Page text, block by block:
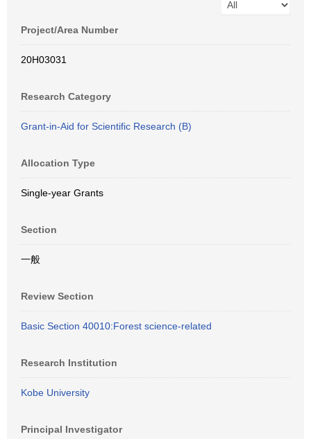
Project/Area Number
20H03031
Research Category
Grant-in-Aid for Scientific Research (B)
Allocation Type
Single-year Grants
Section
一般
Review Section
Basic Section 40010:Forest science-related
Research Institution
Kobe University
Principal Investigator